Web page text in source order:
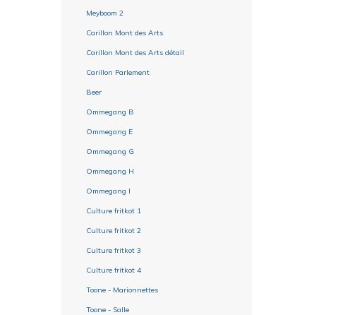
Meyboom 2
Carillon Mont des Arts
Carillon Mont des Arts détail
Carillon Parlement
Beer
Ommegang B
Ommegang E
Ommegang G
Ommegang H
Ommegang I
Culture fritkot 1
Culture fritkot 2
Culture fritkot 3
Culture fritkot 4
Toone - Marionnettes
Toone - Salle